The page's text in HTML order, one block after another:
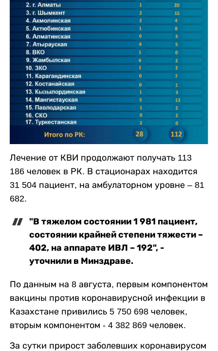
Лечение от КВИ продолжают получать 113
186 человек в РК. В стационарах находится
31 504 пациент, на амбулаторном уровне – 81
682.
"В тяжелом состоянии 1 981 пациент,
состоянии крайней степени тяжести –
402, на аппарате ИВЛ – 192", -
уточнили в Минздраве.
По данным на 8 августа, первым компонентом
вакцины против коронавирусной инфекции в
Казахстане привились 5 750 698 человек,
вторым компонентом - 4 382 869 человек.
За сутки прирост заболевших коронавирусом